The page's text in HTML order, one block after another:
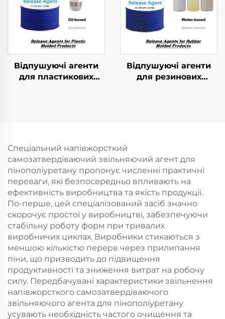
Відпушуючі агенти
для пластикових
Відпушуючі агенти
для резинових
Спеціальний напівжорсткий
самозатвердіваючий звільняючий агент для
пінополіуретану пропонує численні практичні
переваги, які безпосередньо впливають на
ефективність виробництва та якість продукції.
По-перше, цей спеціалізований засіб значно
скорочує простої у виробництві, забезпечуючи
стабільну роботу форм при тривалих
виробничих циклах. Виробники стикаються з
меншою кількістю перерв через прилипання
піни, що призводить до підвищення
продуктивності та зниження витрат на робочу
силу. Передбачувані характеристики звільнення
напівжорсткого самозатвердіваючого
звільняючого агента для пінополіуретану
усувають необхідність частого очищення та